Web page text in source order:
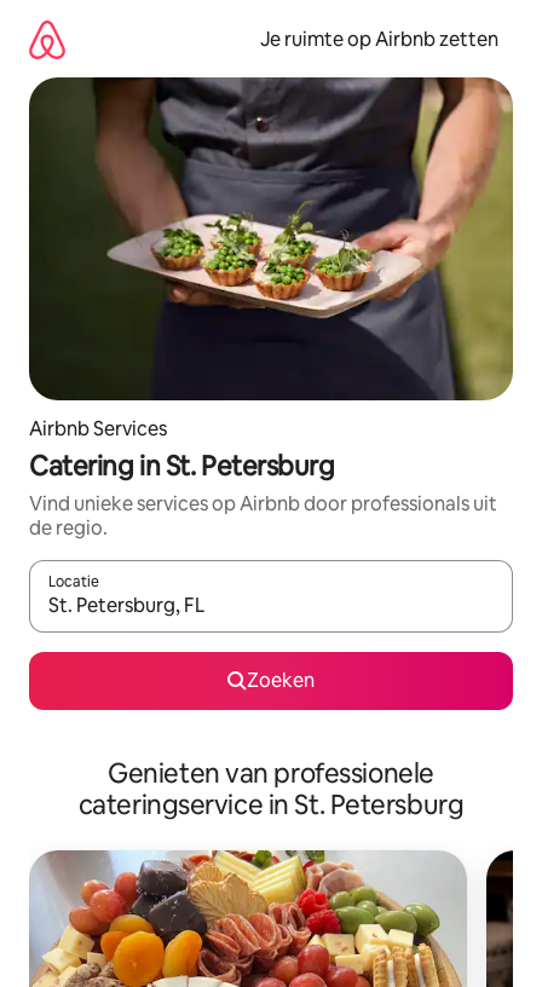
direct
naar
inhoud
Je ruimte op Airbnb zetten
Airbnb Services
Catering in St. Petersburg
Vind unieke services op Airbnb door professionals uit
de regio.
Locatie
Wanneer er suggesties beschikbaar zijn, maak je een keuze
Zoeken
Genieten van professionele
cateringservice in St. Petersburg